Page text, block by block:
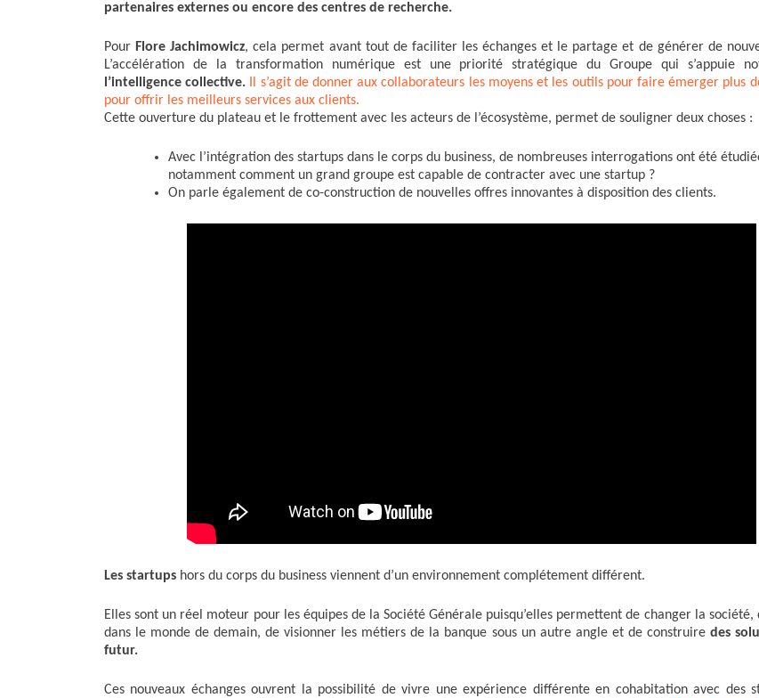
partenaires externes ou encore des centres de recherche.
Pour Flore Jachimowicz, cela permet avant tout de faciliter les échanges et le partage et de générer de
L’accélération de la transformation numérique est une priorité stratégique du Groupe qui s’appuie
l’intelligence collective.
Il s’agit de donner aux collaborateurs les moyens et les outils pour faire émerger plus
pour offrir les meilleurs services aux clients.
Cette ouverture du plateau et le frottement avec les acteurs de l’écosystème, permet de souligner deux choses :
Avec l’intégration des startups dans le corps du business, de nombreuses interrogations ont été
notamment comment un grand groupe est capable de contracter avec une startup ?
On parle également de co-construction de nouvelles offres innovantes à disposition des clients.
Les startups hors du corps du business viennent d’un environnement complétement différent.
Elles sont un réel moteur pour les équipes de la Société Générale puisqu’elles permettent de changer la
dans le monde de demain, de visionner les métiers de la banque sous un autre angle et de construire des
futur.
Ces nouveaux échanges ouvrent la possibilité de vivre une expérience différente en cohabitation avec des